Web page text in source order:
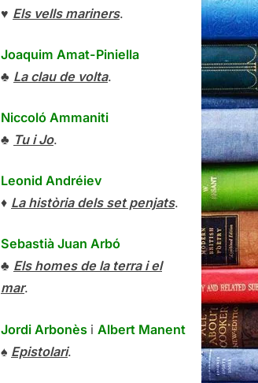
♥ Els vells mariners.
Joaquim Amat-Piniella
♣ La clau de volta.
Niccoló Ammaniti
♣ Tu i Jo.
Leonid Andréiev
♦ La història dels set penjats.
Sebastià Juan Arbó
♣ Els homes de la terra i el
mar.
Jordi Arbonès i Albert Manent
♠ Epistolari.